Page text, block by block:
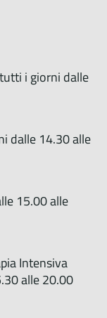
tutti i giorni dalle
dalle 14.30 alle
15.00 alle
Intensiva
alle 20.00